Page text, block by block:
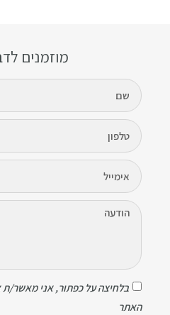
מוזמנים
בלחיצה על כפתור, אני מאשר/
האתר